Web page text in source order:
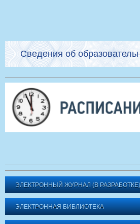
Сведения об
ЭЛЕКТРОННЫЙ ЖУРНАЛ (В РАЗРАБОТКЕ)
ЭЛЕКТРОННАЯ БИБЛИОТЕКА